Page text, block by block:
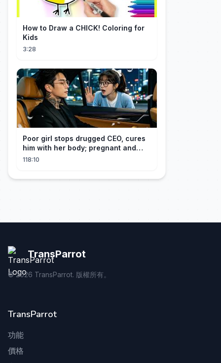
How to Draw a CHICK! Coloring for
Kids
3:28
Poor girl stops drugged CEO, cures
him with her body; pregnant and
cherished
118:10
TransParrot
©2026 TransParrot. 版權所有。
TransParrot
功能
價格